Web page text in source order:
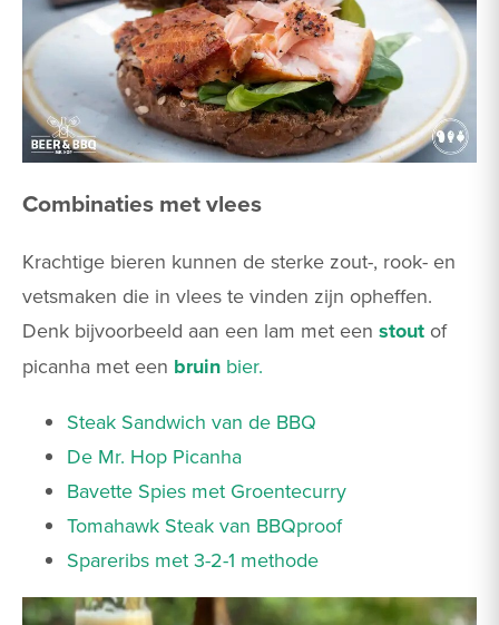
Combinaties met vlees
Krachtige bieren kunnen de sterke zout-, rook- en
vetsmaken die in vlees te vinden zijn opheffen.
Denk bijvoorbeeld aan een lam met een stout of
picanha met een bruin bier.
Steak Sandwich van de BBQ
De Mr. Hop Picanha
Bavette Spies met Groentecurry
Tomahawk Steak van BBQproof
Spareribs met 3-2-1 methode